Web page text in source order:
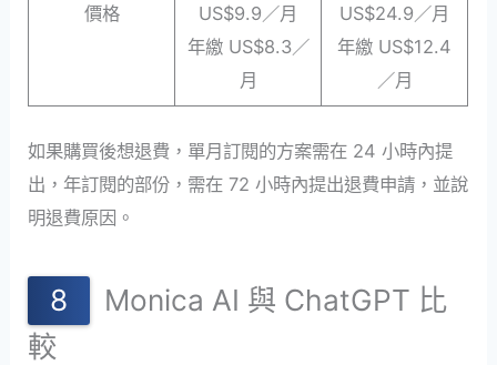
價格
US$9.9／月
年繳 US$8.3／
月
US$24.9／月
年繳 US$12.4
／月
如果購買後想退費，單月訂閱的方案需在 24 小時內提
出，年訂閱的部份，需在 72 小時內提出退費申請，並說
明退費原因。
Monica AI 與 ChatGPT 比
較